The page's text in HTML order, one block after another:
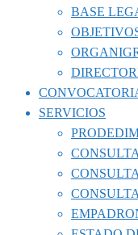
BASE
SERVICIOS